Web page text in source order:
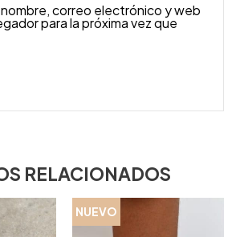
nombre, correo electrónico y web
para la próxima vez que
RELACIONADOS
NUEVO